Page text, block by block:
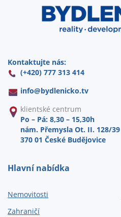
Kontaktujte nás:
(+420) 777 313 414
info@bydlenicko.tv
klientské centrum
Po – Pá: 8,30 – 15,30h
nám. Přemysla Ot. II. 128/39
370 01 České Budějovice
Hlavní nabídka
Nemovitosti
Zahraničí